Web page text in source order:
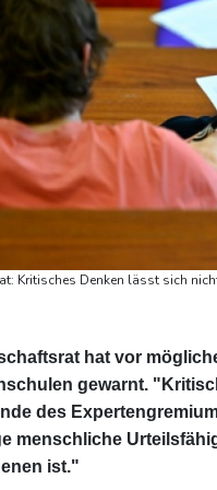
Kritisches Denken lässt sich
hat vor
gewarnt.
des
menschliche
ist."